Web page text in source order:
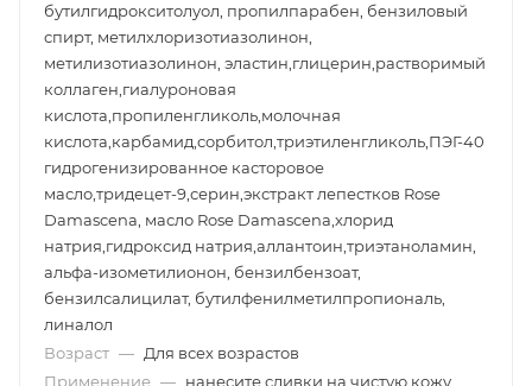
бутилгидрокситолуол, пропилпарабен, бензиловый
спирт, метилхлоризотиазолинон,
метилизотиазолинон, эластин,глицерин,растворимый
коллаген,гиалуроновая
кислота,пропиленгликоль,молочная
кислота,карбамид,сорбитол,триэтиленгликоль,ПЭГ-40
гидрогенизированное касторовое
масло,тридецет-9,серин,экстракт лепестков Rose
Damascena, масло Rose Damascena,хлорид
натрия,гидроксид натрия,аллантоин,триэтаноламин,
альфа-изометилионон, бензилбензоат,
бензилсалицилат, бутилфенилметилпропиональ,
линалол
Возраст — Для всех возрастов
Применение — нанесите сливки на чистую кожу,